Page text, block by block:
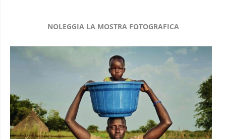
NOLEGGIA LA MOSTRA FOTOGRAFICA